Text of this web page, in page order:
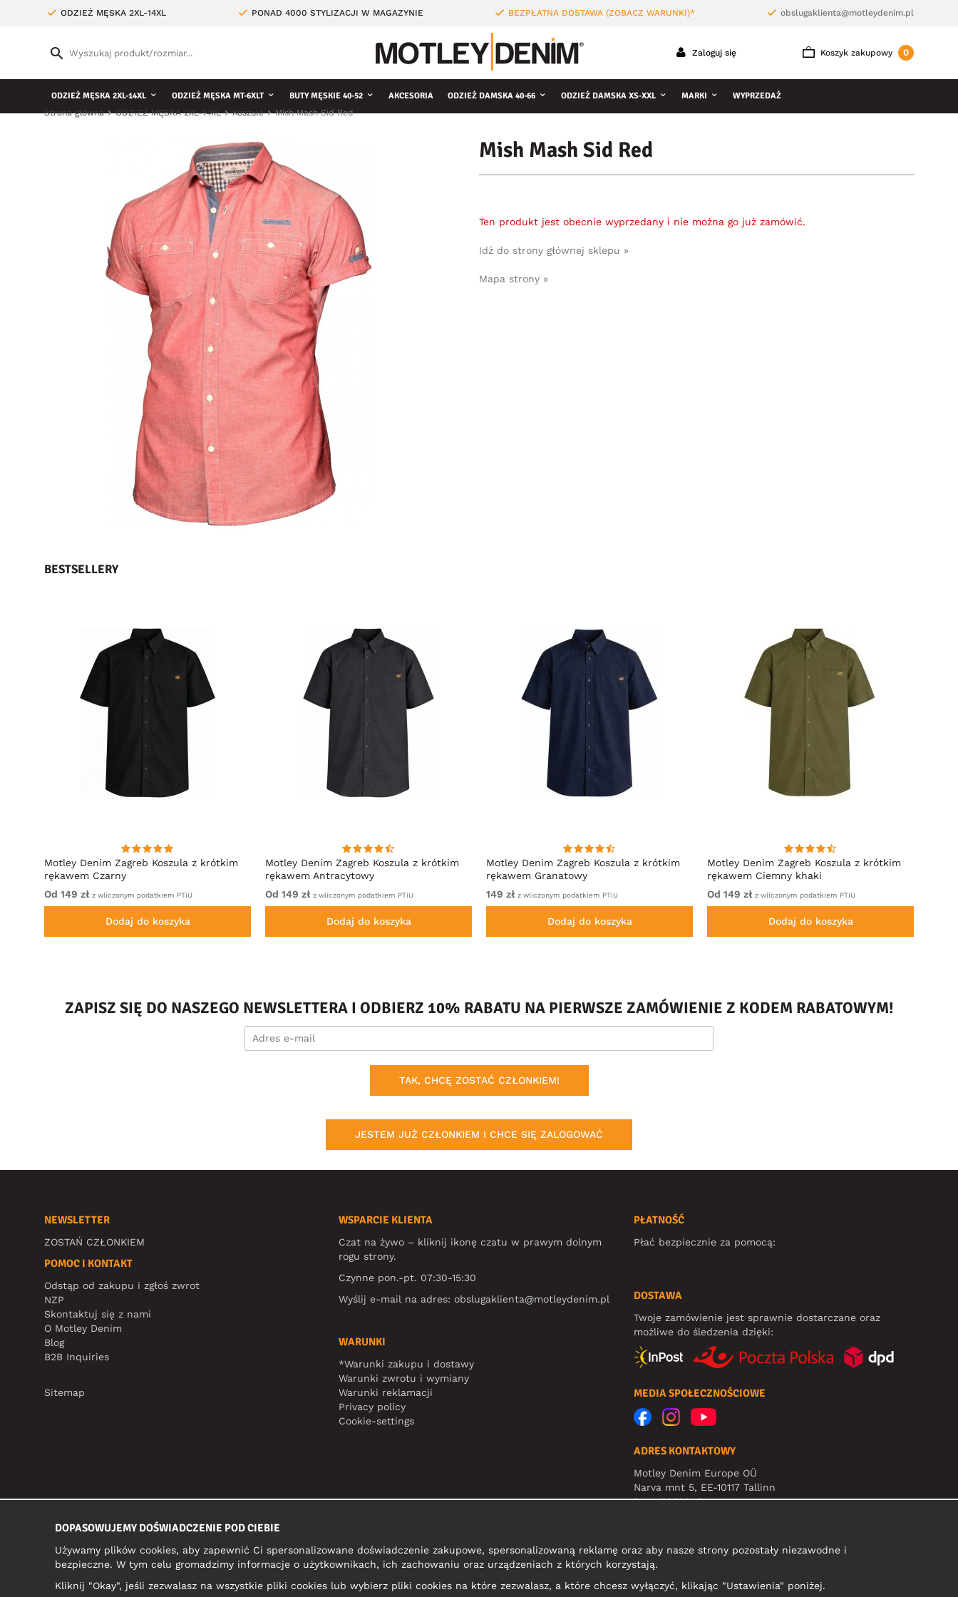
ODZIEŻ MĘSKA 2XL-14XL PONAD 4000 STYLIZACJI W MAGAZYNIE BEZPŁATNA DOSTAWA (ZOBACZ WARUNKI)* obslugaklienta@motleydenim.pl
Koszyk zakupowy 0
Zaloguj się
ODZIEŻ MĘSKA 2XL-14XL ODZIEŻ MĘSKA MT-6XLT BUTY MĘSKIE 40-52 AKCESORIA ODZIEŻ DAMSKA 40-66 ODZIEŻ DAMSKA XS-XXL MARKI WYPRZEDAŻ
Strona główna ODZIEŻ MĘSKA 2XL-14XL Koszule Mish Mash Sid Red
Mish Mash Sid Red
Ten produkt jest obecnie wyprzedany i nie można go już zamówić.
Idź do strony głównej sklepu »
Mapa strony »
BESTSELLERY
Motley Denim Zagreb Koszula z krótkim
rękawem Czarny
Od 149 zł z wliczonym podatkiem PTiU
Dodaj do koszyka
Motley Denim Zagreb Koszula z krótkim
rękawem Antracytowy
Od 149 zł z wliczonym podatkiem PTiU
Dodaj do koszyka
Motley Denim Zagreb Koszula z krótkim
rękawem Granatowy
149 zł z wliczonym podatkiem PTiU
Dodaj do koszyka
Motley Denim Zagreb Koszula z krótkim
rękawem Ciemny khaki
Od 149 zł z wliczonym podatkiem PTiU
Dodaj do koszyka
ZAPISZ SIĘ DO NASZEGO NEWSLETTERA I ODBIERZ 10% RABATU NA PIERWSZE ZAMÓWIENIE Z KODEM RABATOWYM!
TAK, CHCĘ ZOSTAĆ CZŁONKIEM!
JESTEM JUŻ CZŁONKIEM I CHCE SIĘ ZALOGOWAĆ
NEWSLETTER
ZOSTAŃ CZŁONKIEM
POMOC I KONTAKT
Odstąp od zakupu i zgłoś zwrot
NZP
Skontaktuj się z nami
O Motley Denim
Blog
B2B Inquiries
Sitemap
WSPARCIE KLIENTA
Czat na żywo – kliknij ikonę czatu w prawym dolnym
rogu strony.
Czynne pon.-pt. 07:30-15:30
Wyślij e-mail na adres:obslugaklienta@motleydenim.pl
WARUNKI
*Warunki zakupu i dostawy
Warunki zwrotu i wymiany
Warunki reklamacji
Privacy policy
Cookie-settings
PŁATNOŚĆ
Płać bezpiecznie za pomocą:
DOSTAWA
Twoje zamówienie jest sprawnie dostarczane oraz
możliwe do śledzenia dzięki:
MEDIA SPOŁECZNOŚCIOWE
ADRES KONTAKTOWY
Motley Denim Europe OÜ
Narva mnt 5, EE-10117 Tallinn
Reg: 12356245
DOPASOWUJEMY DOŚWIADCZENIE POD CIEBIE
Używamy plików cookies, aby zapewnić Ci spersonalizowane doświadczenie zakupowe, spersonalizowaną reklamę oraz aby nasze strony pozostały niezawodne i
bezpieczne. W tym celu gromadzimy informacje o użytkownikach, ich zachowaniu oraz urządzeniach z których korzystają.
Kliknij "Okay", jeśli zezwalasz na wszystkie pliki cookies lub wybierz pliki cookies na które zezwalasz, a które chcesz wyłączyć, klikając "Ustawienia" poniżej.